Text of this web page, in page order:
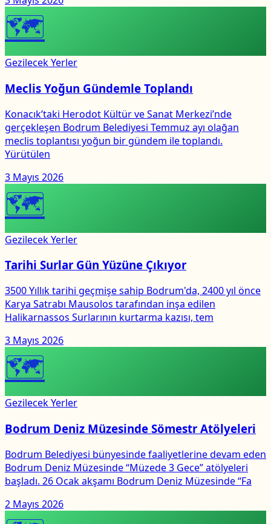
🗺
Gezilecek Yerler
Meclis Yoğun Gündemle Toplandı
Konacık’taki Herodot Kültür ve Sanat Merkezi’nde
gerçekleşen Bodrum Belediyesi Temmuz ayı olağan
meclis toplantısı yoğun bir gündem ile toplandı.
Yürütülen
3 Mayıs 2026
🗺
Gezilecek Yerler
Tarihi Surlar Gün Yüzüne Çıkıyor
3500 Yıllık tarihi geçmişe sahip Bodrum'da, 2400 yıl önce
Karya Satrabı Mausolos tarafından inşa edilen
Halikarnassos Surlarının kurtarma kazısı, tem
3 Mayıs 2026
🗺
Gezilecek Yerler
Bodrum Deniz Müzesinde Sömestr Atölyeleri
Bodrum Belediyesi bünyesinde faaliyetlerine devam eden
Bodrum Deniz Müzesinde “Müzede 3 Gece” atölyeleri
başladı. 26 Ocak akşamı Bodrum Deniz Müzesinde “Fa
2 Mayıs 2026